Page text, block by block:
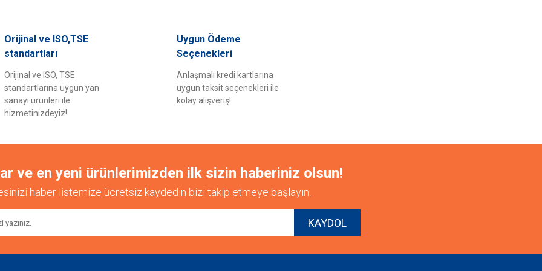
Bu ürüne ilk yorumu siz yapın!
Gönder
Orijinal ve ISO,TSE
standartları
Orijinal ve ISO, TSE
standartlarına uygun yan
sanayi ürünleri ile
hizmetinizdeyiz!
Uygun Ödeme
Seçenekleri
Anlaşmalı kredi kartlarına
uygun taksit seçenekleri ile
kolay alışveriş!
ve en yeni ürünlerimizden ilk sizin haberiniz olsun!
haber listemize ücretsiz kaydedin bizi takip etmeye başlayın.
KAYDOL